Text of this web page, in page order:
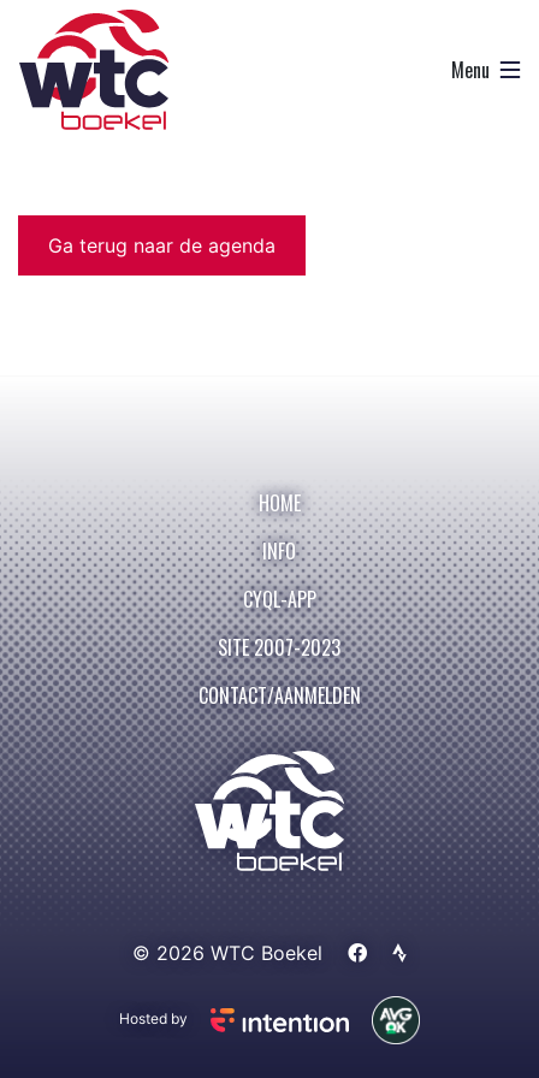
Ga terug naar de agenda
HOME
INFO
CYQL-APP
SITE 2007-2023
CONTACT/AANMELDEN
© 2026 WTC Boekel
Hosted by